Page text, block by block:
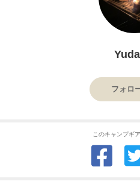
フォロ
このキャンプギ